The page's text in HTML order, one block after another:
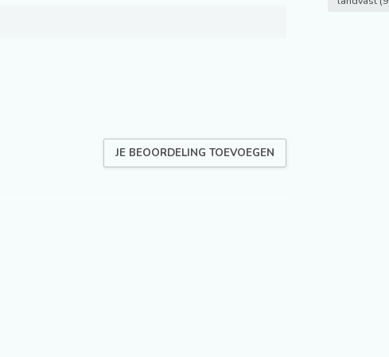
JE BEOORDELING TOEVOEGEN